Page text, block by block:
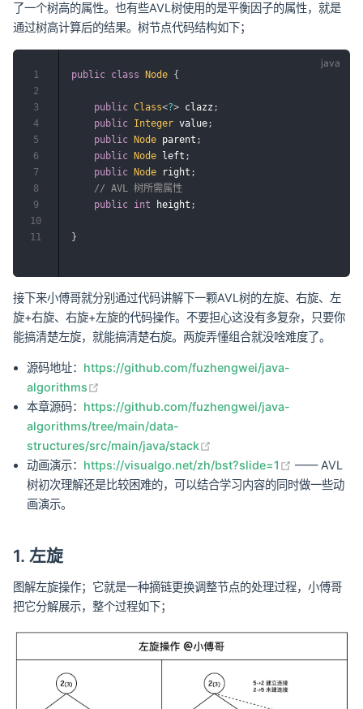
了一个树高的属性。也有些AVL树使用的是平衡因子的属性，就是
通过树高计算后的结果。树节点代码结构如下；
public class Node {
public Class<?> clazz ;
public Integer value ;
public Node parent ;
public Node left ;
public Node right ;
// AVL 树所需属性
public int height ;
}
1
2
3
4
5
6
7
8
9
10
11
接下来小傅哥就分别通过代码讲解下一颗AVL树的左旋、右旋、左
旋+右旋、右旋+左旋的代码操作。不要担心这没有多复杂，只要你
能搞清楚左旋，就能搞清楚右旋。两旋弄懂组合就没啥难度了。
源码地址： https://github.com/fuzhengwei/java-
algorithms
本章源码： https://github.com/fuzhengwei/java-
algorithms/tree/main/data-
structures/src/main/java/stack
动画演示： https://visualgo.net/zh/bst?slide=1 (opens
—— AVL
树初次理解还是比较困难的，可以结合学习内容的同时做一些动
画演示。
1. 左旋
图解左旋操作；它就是一种摘链更换调整节点的处理过程，小傅哥
把它分解展示，整个过程如下；